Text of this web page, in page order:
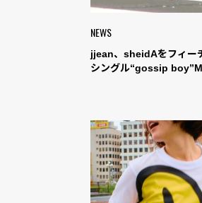
NEWS
jjean、sheidAをフィー
シングル“gossip